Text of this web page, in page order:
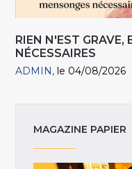
RIEN N'EST GRAVE,
NÉCESSAIRES
ADMIN le 04/08/2026
MAGAZINE PAPIER